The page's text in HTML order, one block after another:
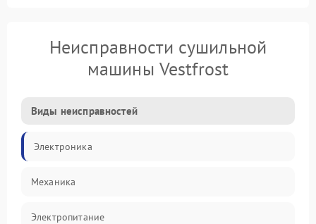
Неисправности сушильной
машины Vestfrost
Виды неисправностей
Электроника
Механика
Электропитание